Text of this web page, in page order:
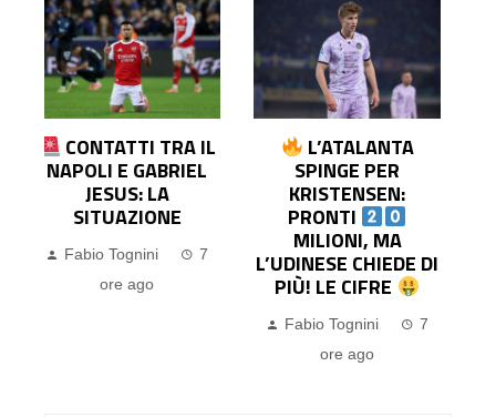
L’ATALANTA
SPINGE PER
KRISTENSEN:
PRONTI
L’UDINESE CHIEDE DI
PIÙ! LE CIFRE
ESPOSITO IN
USCITA DAL
CAGLIARI: IL COMO
CHIEDE
INFORMAZIONI,
SONDAGGIO DEL
VENEZIA
Fabio Tognini
ore ago